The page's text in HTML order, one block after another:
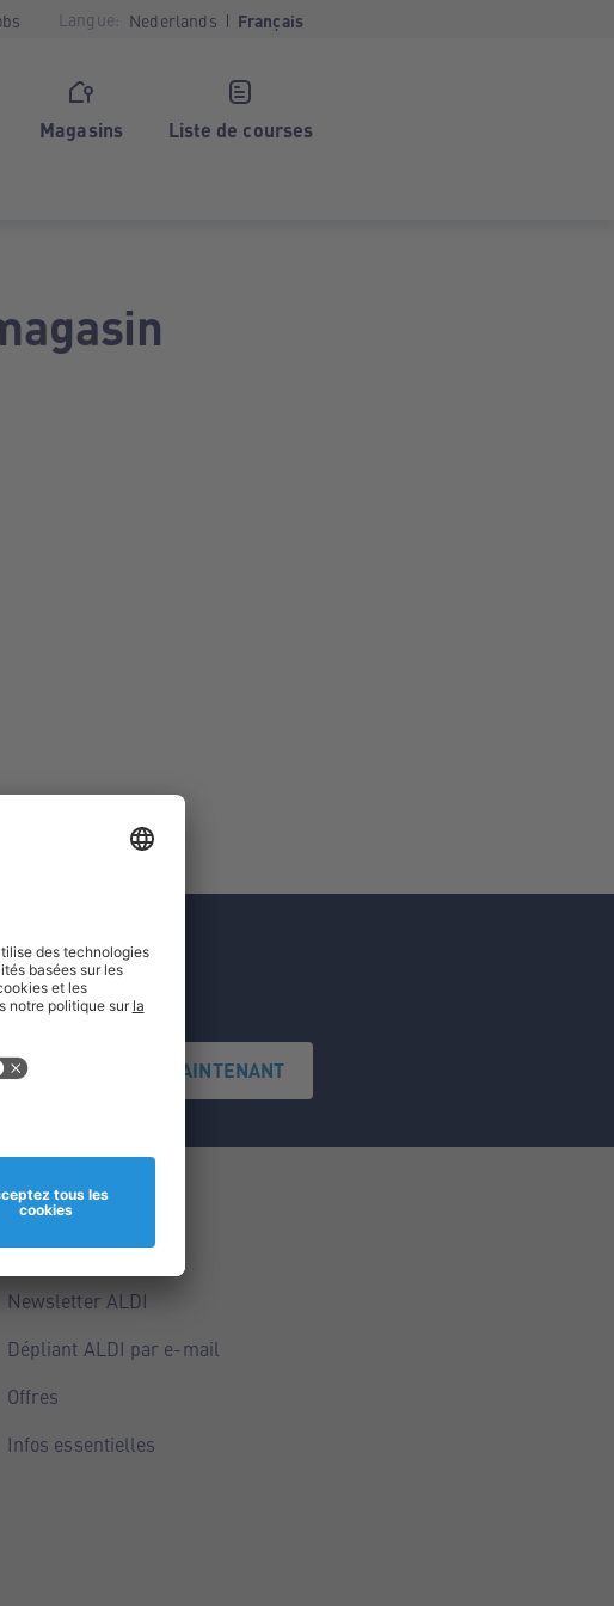
Langue: Nederlands Français
Magasins Liste de courses
S'INSCRIRE MAINTENANT
Service
Points ALDI
Newsletter ALDI
Dépliant ALDI par e-mail
Offres
Infos essentielles